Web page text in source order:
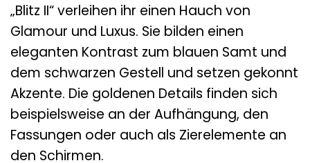
„Blitz II“ verleihen ihr einen Hauch von
Glamour und Luxus. Sie bilden einen
eleganten Kontrast zum blauen Samt und
dem schwarzen Gestell und setzen gekonnt
Akzente. Die goldenen Details finden sich
beispielsweise an der Aufhängung, den
Fassungen oder auch als Zierelemente an
den Schirmen.